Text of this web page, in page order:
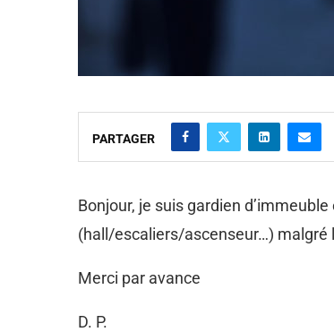
PARTAGER
Bonjour, je suis gardien
(hall/escaliers/ascenseur…) malgré
Merci par avance
D. P.